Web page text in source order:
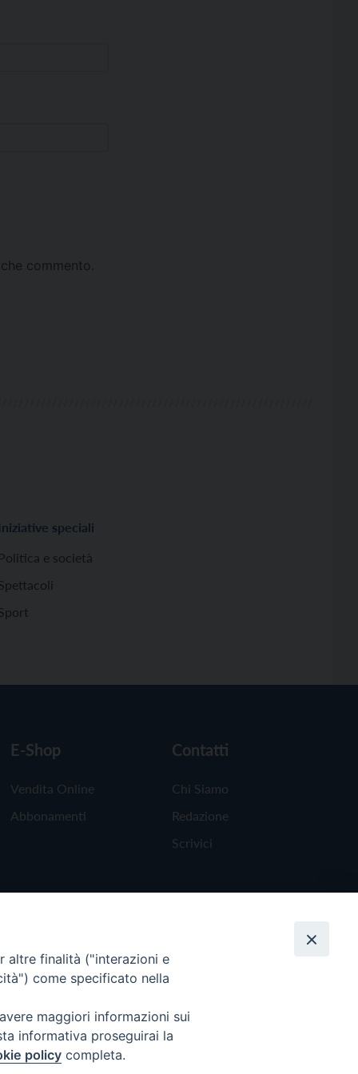
commento.
Iniziative speciali
Politica e società
E-Shop
Vendita Online
Abbonamenti
Contatti
Chi Siamo
Redazione
Scrivici
altre finalità ("interazioni e
come specificato nella
maggiori informazioni sui
informativa proseguirai la
policy completa.